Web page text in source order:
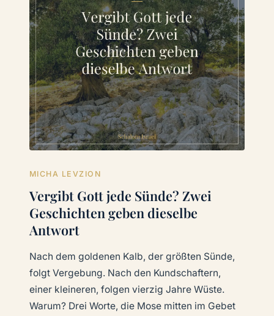
MICHA LEVZION
Vergibt Gott jede Sünde? Zwei
Geschichten geben dieselbe
Antwort
Nach dem goldenen Kalb, der größten Sünde,
folgt Vergebung. Nach den Kundschaftern,
einer kleineren, folgen vierzig Jahre Wüste.
Warum? Drei Worte, die Mose mitten im Gebet